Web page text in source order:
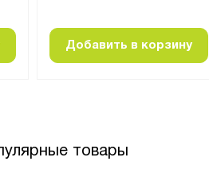
Добавить в корзину
товары